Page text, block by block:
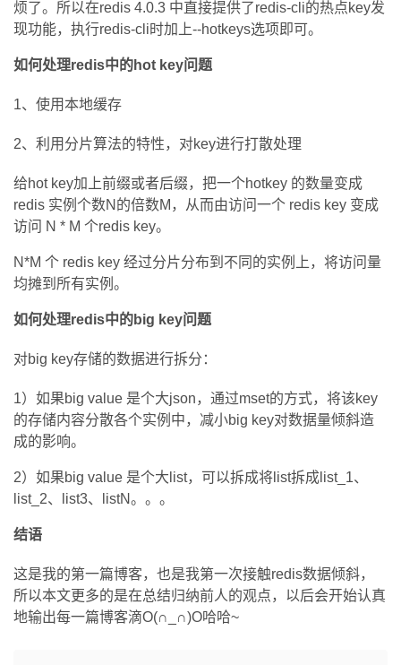
烦了。所以在redis 4.0.3 中直接提供了redis-cli的热点key发
现功能，执行redis-cli时加上--hotkeys选项即可。
如何处理redis中的hot key问题
1、使用本地缓存
2、利用分片算法的特性，对key进行打散处理
给hot key加上前缀或者后缀，把一个hotkey 的数量变成
redis 实例个数N的倍数M，从而由访问一个 redis key 变成
访问 N * M 个redis key。
N*M 个 redis key 经过分片分布到不同的实例上，将访问量
均摊到所有实例。
如何处理redis中的big key问题
对big key存储的数据进行拆分：
1）如果big value 是个大json，通过mset的方式，将该key
的存储内容分散各个实例中，减小big key对数据量倾斜造
成的影响。
2）如果big value 是个大list，可以拆成将list拆成list_1、
list_2、list3、listN。。。
结语
这是我的第一篇博客，也是我第一次接触redis数据倾斜，
所以本文更多的是在总结归纳前人的观点，以后会开始认真
地输出每一篇博客滴O(∩_∩)O哈哈~